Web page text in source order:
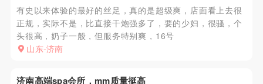
有史以来体验的最好的丝足，真的是超级爽，店面看上去很
正规，实际不是，比直接干炮强多了，要的少妇，很骚，个
头很高，奶子一般，但服务特别爽，16号
山东-济南
济南高端spa会所，mm质量挺高